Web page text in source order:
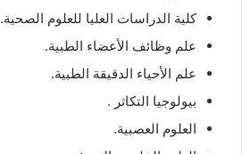
كلية الدراسات العليا للعلوم الصحية.
علم وظائف الأعضاء الطبية.
علم الأحياء الدقيقة الطبية.
بيولوجيا التكاثر .
العلوم العصبية.